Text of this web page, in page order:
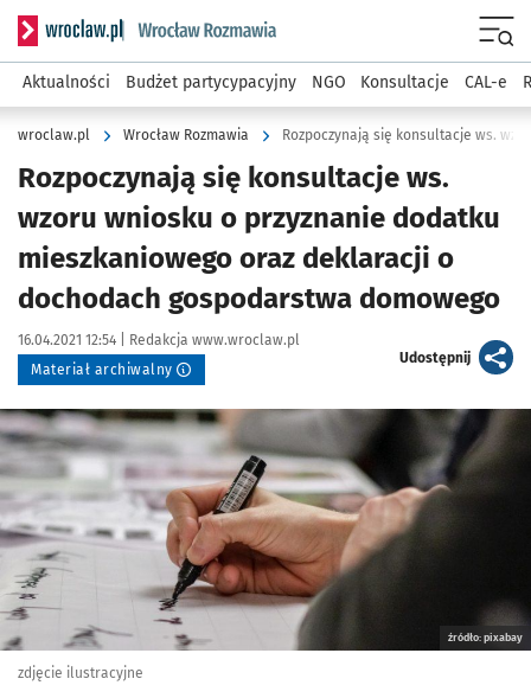
Serwis informacyjny wroclaw.pl podserwis: Rozmawia
Aktualności Budżet partycypacyjny NGO Konsultacje CAL-e
wroclaw.pl Wrocław Rozmawia
Rozpoczynają się konsultacje ws.
wzoru wniosku o przyznanie dodatku
mieszkaniowego oraz deklaracji o
dochodach gospodarstwa domowego
Data publikacji:
16.04.2021 12:54 | Autor:
Redakcja www.wroclaw.pl
Materiał archiwalny
Udostępnijartykuł
Kliknij, aby powiększyć
źródło: pixabay
zdjęcie ilustracyjne